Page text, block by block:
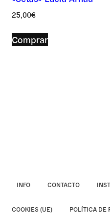
25,00€
Comprar
INFO CONTACTO
COOKIES (UE) POLÍTICA DE
Asunto *